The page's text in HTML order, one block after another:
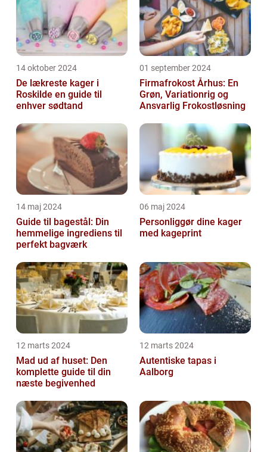
14 oktober 2024
De lækreste kager i
Roskilde en guide til
enhver sødtand
01 september 2024
Firmafrokost Århus: En
Grøn, Variationrig og
Ansvarlig Frokostløsning
14 maj 2024
Guide til bagestål: Din
hemmelige ingrediens til
perfekt bagværk
06 maj 2024
Personliggør dine kager
med kageprint
12 marts 2024
Mad ud af huset: Den
komplette guide til din
næste begivenhed
12 marts 2024
Autentiske tapas i
Aalborg